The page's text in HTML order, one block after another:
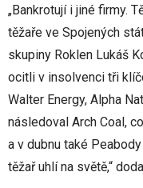
„Bankrotují i jiné firmy.
těžaře ve Spojených
skupiny Roklen Lukáš
ocitli v insolvenci tři
Walter Energy, Alpha
následoval Arch Coal,
a v dubnu také
těžař uhlí na světě,“